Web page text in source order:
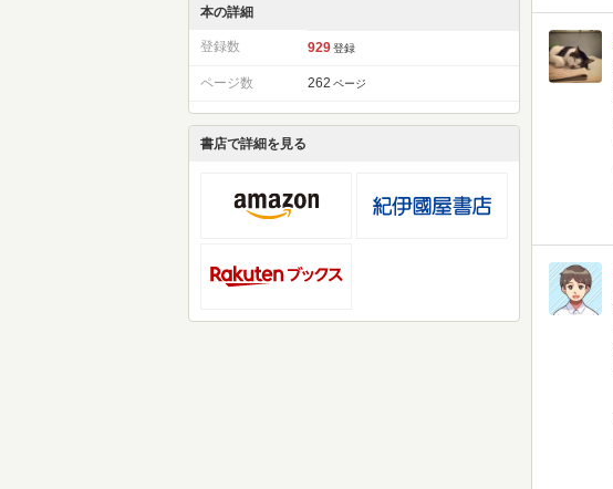
本の詳細
登録数 929 登録
ページ数 262 ページ
書店で詳細を見る